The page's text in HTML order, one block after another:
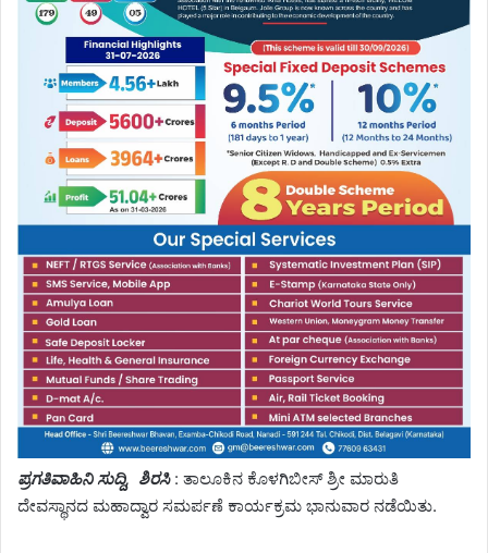
ಪ್ರಗತಿವಾಹಿನಿ ಸುದ್ದಿ, ಶಿರಸಿ: ತಾಲೂಕಿನ ಕೊಳಗಿಬೀಸ್ ಶ್ರೀ ಮಾರುತಿ
ದೇವಸ್ಥಾನದ ಮಹಾದ್ವಾರ ಸಮರ್ಪಣೆ ಕಾರ್ಯಕ್ರಮ ಭಾನುವಾರ ನಡೆಯಿತು.